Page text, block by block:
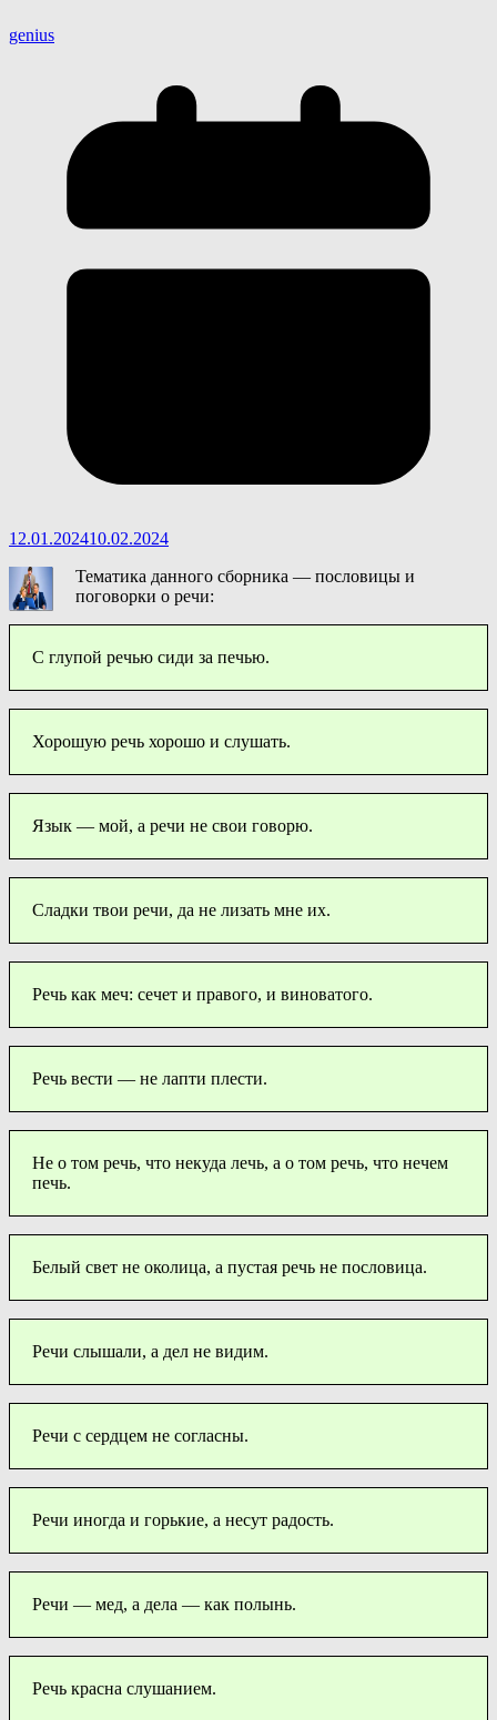
genius
12.01.202410.02.2024
Тематика данного сборника — пословицы и
поговорки о речи:
С глупой речью сиди за печью.
Хорошую речь хорошо и слушать.
Язык — мой, а речи не свои говорю.
Сладки твои речи, да не лизать мне их.
Речь как меч: сечет и правого, и виноватого.
Речь вести — не лапти плести.
Не о том речь, что некуда лечь, а о том речь, что нечем
печь.
Белый свет не околица, а пустая речь не пословица.
Речи слышали, а дел не видим.
Речи с сердцем не согласны.
Речи иногда и горькие, а несут радость.
Речи — мед, а дела — как полынь.
Речь красна слушанием.